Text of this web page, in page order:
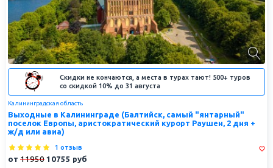
Скидки не кончаются, а места в турах тают! 500+ туров
со скидкой 10% до 31 августа
Калининградская область
Выходные в Калининграде (Балтийск, самый "янтарный"
поселок Европы, аристократический курорт Раушен, 2 дня +
ж/д или авиа)
1 отзыв
от 11950 10755 руб